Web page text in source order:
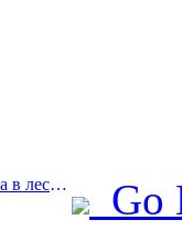
Prev:Туристический поезд 'Встреча в лесу Хулунбуир - Экспресс Дасинганлин - Поезд 'Звездный свет' - Путешествие в Тяньи' совершает свой первый рейс.
Go